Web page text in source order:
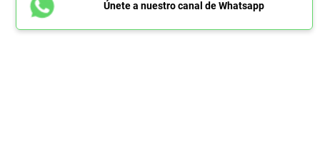
Únete a nuestro canal de Whatsapp